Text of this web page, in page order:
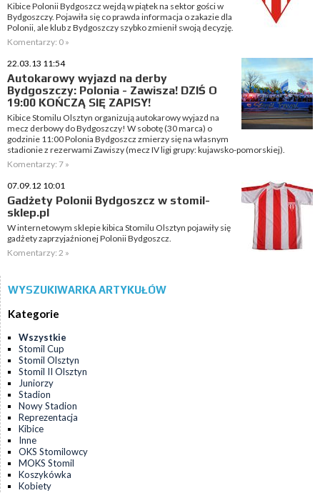
Kibice Polonii Bydgoszcz wejdą w piątek na sektor gości w
Bydgoszczy. Pojawiła się co prawda informacja o zakazie dla
Polonii, ale klub z Bydgoszczy szybko zmienił swoją decyzję.
Komentarzy: 0 »
22.03.13 11:54
Autokarowy wyjazd na derby
Bydgoszczy: Polonia - Zawisza! DZIŚ O
19:00 KOŃCZĄ SIĘ ZAPISY!
Kibice Stomilu Olsztyn organizują autokarowy wyjazd na
mecz derbowy do Bydgoszczy! W sobotę (30 marca) o
godzinie 11:00 Polonia Bydgoszcz zmierzy się na własnym
stadionie z rezerwami Zawiszy (mecz IV ligi grupy: kujawsko-pomorskiej).
Komentarzy: 7 »
07.09.12 10:01
Gadżety Polonii Bydgoszcz w stomil-
sklep.pl
W internetowym sklepie kibica Stomilu Olsztyn pojawiły się
gadżety zaprzyjaźnionej Polonii Bydgoszcz.
Komentarzy: 2 »
WYSZUKIWARKA ARTYKUŁÓW
Kategorie
Wszystkie
Stomil Cup
Stomil Olsztyn
Stomil II Olsztyn
Juniorzy
Stadion
Nowy Stadion
Reprezentacja
Kibice
Inne
OKS Stomilowcy
MOKS Stomil
Koszykówka
Kobiety